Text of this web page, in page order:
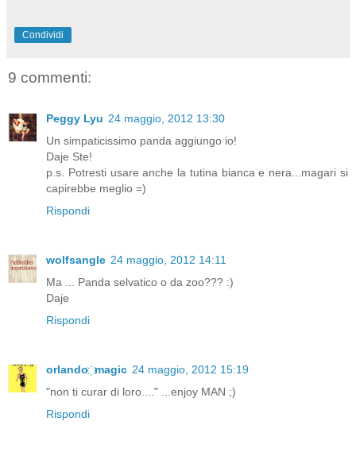
Condividi
9 commenti:
Peggy Lyu 24 maggio, 2012 13:30
Un simpaticissimo panda aggiungo io!
Daje Ste!
p.s. Potresti usare anche la tutina bianca e nera...magari si
capirebbe meglio =)
Rispondi
wolfsangle 24 maggio, 2012 14:11
Ma ... Panda selvatico o da zoo??? :)
Daje
Rispondi
orlando ҉ magic 24 maggio, 2012 15:19
"non ti curar di loro...." ...enjoy MAN ;)
Rispondi